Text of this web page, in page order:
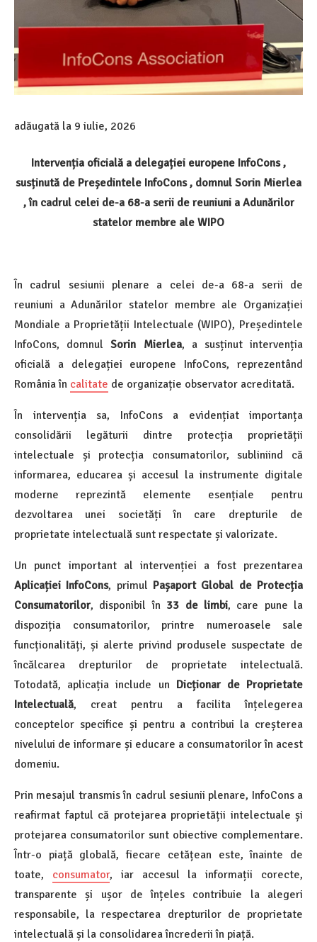
adăugată la 9 iulie, 2026
Intervenția oficială a delegației europene InfoCons ,
susținută de Președintele InfoCons , domnul Sorin Mierlea
, în cadrul celei de-a 68-a serii de reuniuni a Adunărilor
statelor membre ale WIPO
În cadrul sesiunii plenare a celei de-a 68-a serii de
reuniuni a Adunărilor statelor membre ale Organizației
Mondiale a Proprietății Intelectuale (WIPO), Președintele
InfoCons, domnulSorin Mierlea, a susținut intervenția
oficială a delegației europene InfoCons, reprezentând
România în calitate de organizație observator acreditată.
În intervenția sa, InfoCons a evidențiat importanța
consolidării legăturii dintre protecția proprietății
intelectuale și protecția consumatorilor, subliniind că
informarea, educarea și accesul la instrumente digitale
moderne reprezintă elemente esențiale pentru
dezvoltarea unei societăți în care drepturile de
proprietate intelectuală sunt respectate și valorizate.
Un punct important al intervenției a fost prezentarea
Aplicației InfoCons, primul Pașaport Global de Protecția
Consumatorilor, disponibil în 33 de limbi, care pune la
dispoziția consumatorilor, printre numeroasele sale
funcționalități, și alerte privind produsele suspectate de
încălcarea drepturilor de proprietate intelectuală.
Totodată, aplicația include un Dicționar de Proprietate
Intelectuală, creat pentru a facilita înțelegerea
conceptelor specifice și pentru a contribui la creșterea
nivelului de informare și educare a consumatorilor în acest
domeniu.
Prin mesajul transmis în cadrul sesiunii plenare, InfoCons a
reafirmat faptul că protejarea proprietății intelectuale și
protejarea consumatorilor sunt obiective complementare.
Într-o piață globală, fiecare cetățean este, înainte de
toate, consumator, iar accesul la informații corecte,
transparente și ușor de înțeles contribuie la alegeri
responsabile, la respectarea drepturilor de proprietate
intelectuală și la consolidarea încrederii în piață.